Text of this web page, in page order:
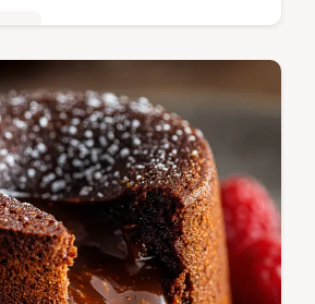
recette de Beignets au
des beignets
fourrés dun cœur de